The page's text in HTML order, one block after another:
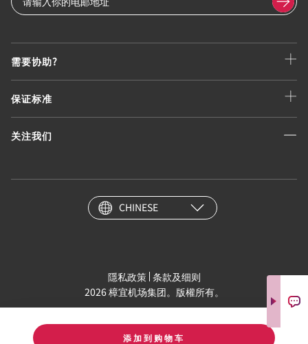
添加到购物车
需要协助?
保证标准
关注我们
CHINESE
隱私政策 条款及细则
2026 樟宜机场集团。版權所有。